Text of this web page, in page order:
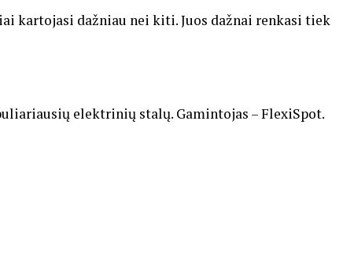
kartojasi dažniau nei kiti.Juos dažnai renkasi tiek
elektrinių stalų. Gamintojas –FlexiSpot.